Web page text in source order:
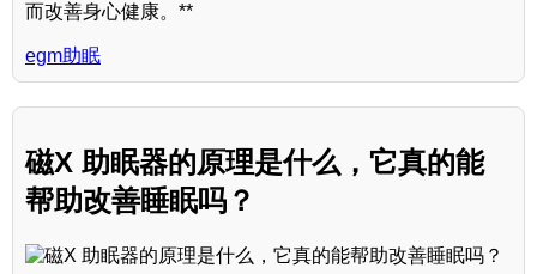
而改善身心健康。**
egm助眠
磁X 助眠器的原理是什么，它真的能
帮助改善睡眠吗？